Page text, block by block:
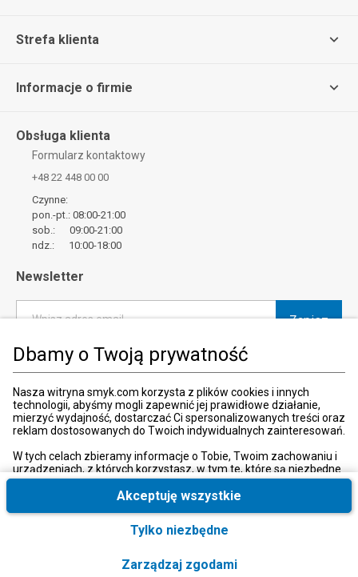
Dbamy o Twoją prywatność
Nasza witryna smyk.com korzysta z plików cookies i innych
technologii, abyśmy mogli zapewnić jej prawidłowe działanie,
mierzyć wydajność, dostarczać Ci spersonalizowanych treści oraz
reklam dostosowanych do Twoich indywidualnych zainteresowań.
W tych celach zbieramy informacje o Tobie, Twoim zachowaniu i
urządzeniach, z których korzystasz, w tym te, które są niezbędne
do prawidłowego funkcjonowania strony internetowej smyk.com.
Te niezbędne pliki cookies możesz wyłączyć zmieniając
wykorzystujemy dodatkowe pliki cookies oraz konwersje
rozszerzone w celu uzyskiwania dostępu, analizowania i
Zarządzaj zgodami
Tylko niezbędne
Akceptuję wszystkie
Strefa klienta
Informacje o firmie
Obsługa klienta
Formularz kontaktowy
+48 22 448 00 00
Czynne:
pon.-pt.: 08:00-21:00
sob.: 09:00-21:00
ndz.: 10:00-18:00
Newsletter
Wpisz adres email Zapisz
Wyrażam zgodę na otrzymywanie od SMYK sp. z o.o. informacji o
przez SMYK sp. z o.o., za pośrednictwem środków komunikacji
elektronicznej (e-mail).
W każdej chwili możesz z łatwością cofnąć wyrażone zgody.
więcej
Polska (Poland)